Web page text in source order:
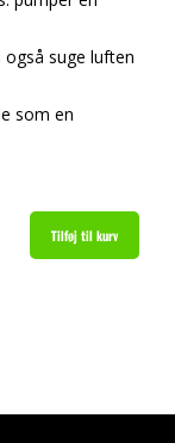
også suge luften
som en
Tilføj til kurv